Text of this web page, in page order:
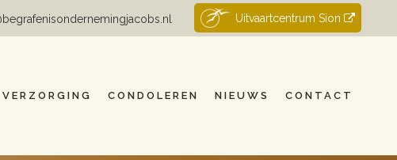
Uitvaartcentrum Sion
CONDOLEREN NIEUWS CONTACT